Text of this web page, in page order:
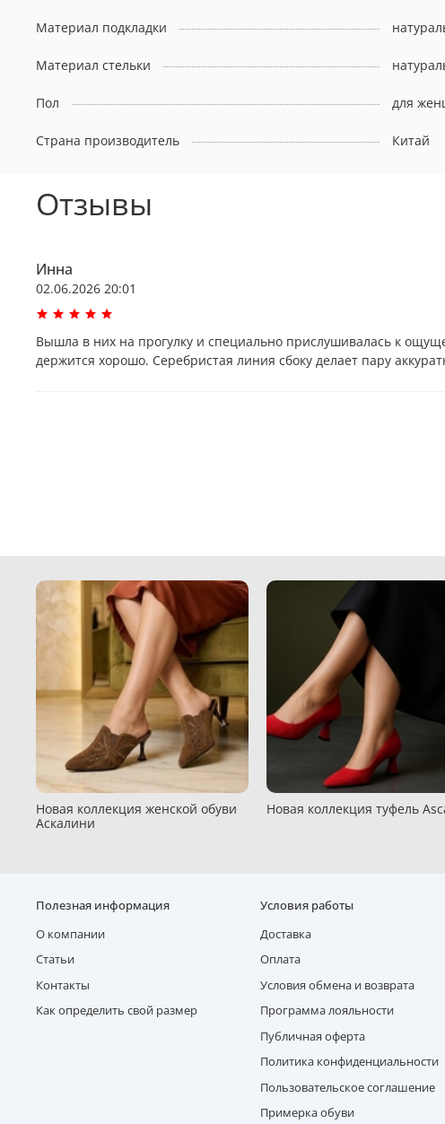
Материал подкладки
Материал стельки
Пол для
Страна производитель Китай
Отзывы
Инна
02.06.2026 20:01
Вышла в них на прогулку и специально прислушивалась к
держится хорошо. Серебристая линия сбоку делает пару
Новая коллекция женской обуви
Аскалини
Новая коллекция туфель
Полезная информация
О компании
Статьи
Контакты
Как определить свой размер
Условия работы
Доставка
Оплата
Условия обмена и возврата
Программа лояльности
Публичная оферта
Политика конфиденциальности
Пользовательское соглашение
Примерка обуви